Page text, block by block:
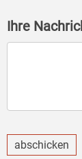
Ihre
abschicken